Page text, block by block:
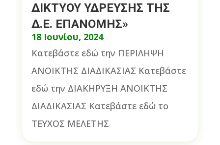
ΔΙΚΤΥΟΥ ΥΔΡΕΥΣΗΣ ΤΗΣ
Δ.Ε. ΕΠΑΝΟΜΗΣ»
18 Ιουνίου, 2024
Κατεβάστε εδώ την ΠΕΡΙΛΗΨΗ
ΑΝΟΙΚΤΗΣ ΔΙΑΔΙΚΑΣΙΑΣ Κατεβάστε
εδώ την ΔΙΑΚΗΡΥΞΗ ΑΝΟΙΚΤΗΣ
ΔΙΑΔΙΚΑΣΙΑΣ Κατεβάστε εδώ το
ΤΕΥΧΟΣ ΜΕΛΕΤΗΣ